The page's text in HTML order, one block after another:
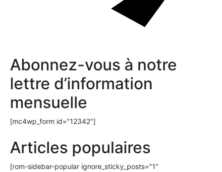
Abonnez-vous à notre
lettre d’information
mensuelle
[mc4wp_form id="12342"]
Articles populaires
[rom-sidebar-popular ignore_sticky_posts="1"